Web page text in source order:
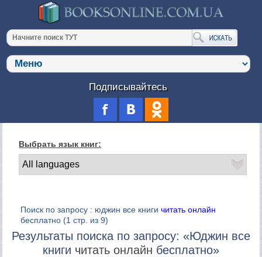
Подписывайтесь
Выбрать язык книг:
Поиск по запросу : юджин все книгичитать онлайн
бесплатно (1 стр. из 9)
Результаты поиска по запросу: «Юджин все
книги читать онлайн бесплатно»